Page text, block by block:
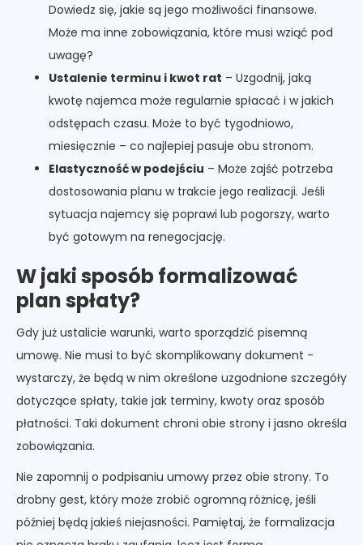
Dowiedz się, jakie są jego możliwości finansowe.
Może ma inne zobowiązania, które musi wziąć pod
uwagę?
Ustalenie terminu i kwot rat – Uzgodnij, jaką
kwotę najemca może regularnie spłacać i w jakich
odstępach czasu. Może to być tygodniowo,
miesięcznie – co najlepiej pasuje obu stronom.
Elastyczność w podejściu – Może zajść potrzeba
dostosowania planu w trakcie jego realizacji. Jeśli
sytuacja najemcy się poprawi lub pogorszy, warto
być gotowym na renegocjację.
W jaki sposób formalizować
plan spłaty?
Gdy już ustalicie warunki, warto sporządzić pisemną
umowę. Nie musi to być skomplikowany dokument -
wystarczy, że będą w nim określone uzgodnione szczegóły
dotyczące spłaty, takie jak terminy, kwoty oraz sposób
płatności. Taki dokument chroni obie strony i jasno określa
zobowiązania.
Nie zapomnij o podpisaniu umowy przez obie strony. To
drobny gest, który może zrobić ogromną różnicę, jeśli
później będą jakieś niejasności. Pamiętaj, że formalizacja